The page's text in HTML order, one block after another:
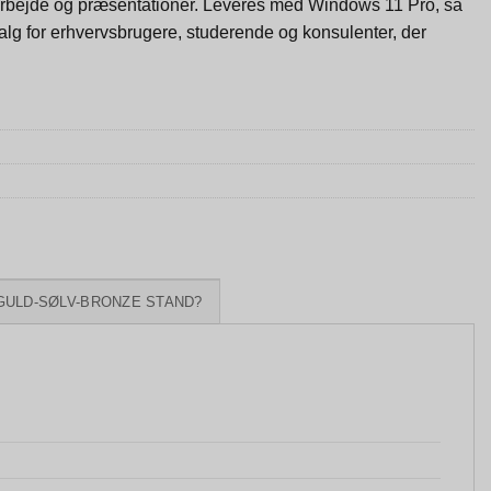
og præsentationer. Leveres med Windows 11 Pro, så
for erhvervsbrugere, studerende og konsulenter, der
SØLV-BRONZE STAND?